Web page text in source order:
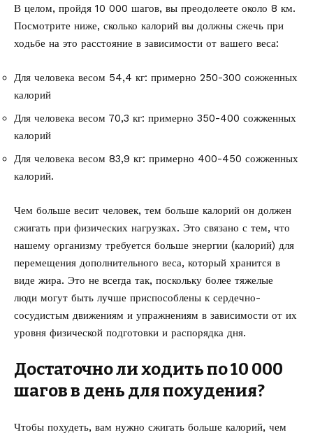
В целом, пройдя 10 000 шагов, вы преодолеете около 8 км.
Посмотрите ниже, сколько калорий вы должны сжечь при
ходьбе на это расстояние в зависимости от вашего веса:
Для человека весом 54,4 кг: примерно 250-300 сожженных
калорий
Для человека весом 70,3 кг: примерно 350-400 сожженных
калорий
Для человека весом 83,9 кг: примерно 400-450 сожженных
калорий.
Чем больше весит человек, тем больше калорий он должен
сжигать при физических нагрузках. Это связано с тем, что
нашему организму требуется больше энергии (калорий) для
перемещения дополнительного веса, который хранится в
виде жира. Это не всегда так, поскольку более тяжелые
люди могут быть лучше приспособлены к сердечно-
сосудистым движениям и упражнениям в зависимости от их
уровня физической подготовки и распорядка дня.
Достаточно ли ходить по 10 000
шагов в день для похудения?
Чтобы похудеть, вам нужно сжигать больше калорий, чем